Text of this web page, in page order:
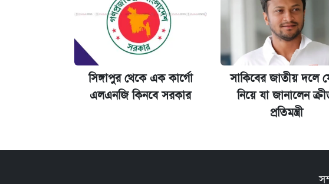
সিঙ্গাপুর থেকে এক কার্গো
এলএনজি কিনবে সরকার
সাকিবের জাতীয় দলে
নিয়ে যা জানালেন
প্রতিমন্ত্রী